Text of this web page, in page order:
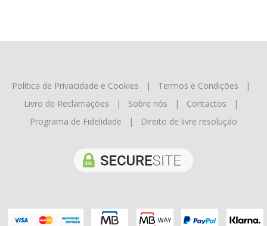
Política de Privacidade e Cookies | Termos e Condições |
Livro de Reclamações | Sobre nós | Contactos |
Programa de Fidelidade | Direito de livre resolução